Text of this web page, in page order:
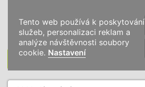
KATEGORIE
Tento web používá k poskytování
služeb, personalizaci reklam a
analýze návštěvnosti soubory
cookie. Nastavení